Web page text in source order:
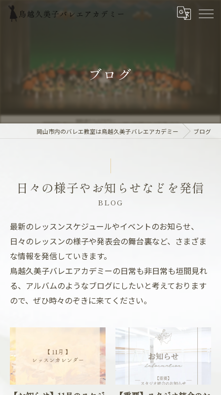
ブログ
岡山市内のバレエ教室は鳥越久美子バレエアカデミー ブログ
日々の様子やお知らせなどを発信
BLOG
最新のレッスンスケジュールやイベントのお知らせ、
日々のレッスンの様子や発表会の舞台裏など、さまざま
な情報を発信していきます。
鳥越久美子バレエアカデミーの日常も非日常も垣間見れ
る、アルバムのようなブログにしたいと考えております
ので、ぜひ時々のぞきに来てください。